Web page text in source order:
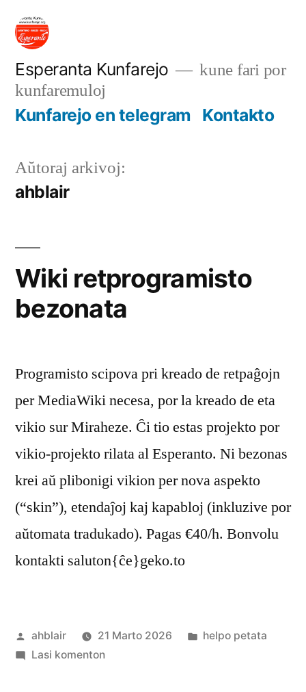
rekte
enhavo
Esperanta Kunfarejo
kune fari por
kunfaremuloj
Kunfarejo en telegram Kontakto
Aŭtoraj arkivoj:
ahblair
Wiki retprogramisto
bezonata
Programisto scipova pri kreado de retpaĝojn
per MediaWiki necesa, por la kreado de eta
vikio sur Miraheze. Ĉi tio estas projekto por
vikio-projekto rilata al Esperanto. Ni bezonas
krei aŭ plibonigi vikion per nova aspekto
(“skin”), etendaĵoj kaj kapabloj (inkluzive por
aŭtomata tradukado). Pagas €40/h. Bonvolu
kontakti saluton{ĉe}geko.to
Afiŝita
de
ahblair 21 Marto 2026
Afiŝita
helpo petata
Lasi komentonpri